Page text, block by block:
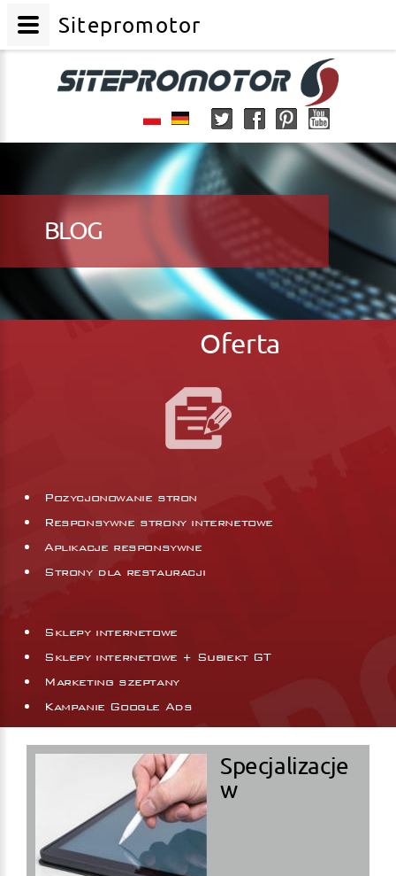
BLOG
Oferta
Pozycjonowanie stron
Responsywne strony internetowe
Aplikacje responsywne
Strony dla restauracji
Sklepy internetowe
Sklepy internetowe + Subiekt GT
Marketing szeptany
Kampanie Google Ads
Specjalizacje
w
Sitepromotor